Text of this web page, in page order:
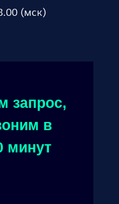
запрос,
в
минут
(мск)